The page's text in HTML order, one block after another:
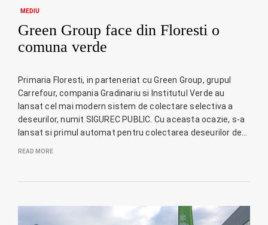
MEDIU
Green Group face din Floresti o
comuna verde
Primaria Floresti, in parteneriat cu Green Group, grupul
Carrefour, compania Gradinariu si Institutul Verde au
lansat cel mai modern sistem de colectare selectiva a
deseurilor, numit SIGUREC PUBLIC. Cu aceasta ocazie, s-a
lansat si primul automat pentru colectarea deseurilor de…
READ MORE